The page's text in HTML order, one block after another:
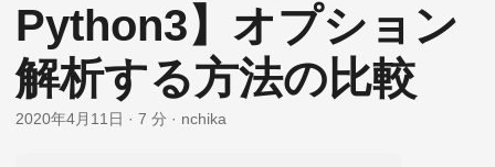
Python3】オプション
解析する方法の比較
2020年4月11日 · 7 分 · nchika